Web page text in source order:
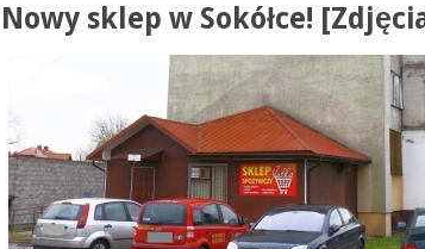
Nowy sklep w Sokółce!